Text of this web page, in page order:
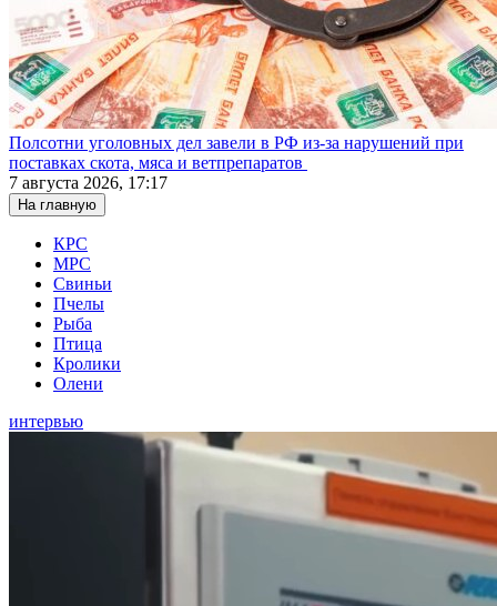
Полсотни уголовных дел завели в РФ из-за нарушений при
поставках скота, мяса и ветпрепаратов
7 августа 2026, 17:17
На главную
КРС
МРС
Свиньи
Пчелы
Рыба
Птица
Кролики
Олени
интервью